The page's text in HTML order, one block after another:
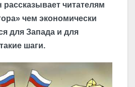
читателям
чем экономически
для Запада и для
шаги.